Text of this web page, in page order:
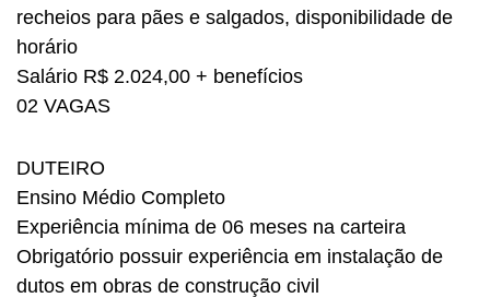
recheios para pães e salgados, disponibilidade de
horário
Salário R$ 2.024,00 + benefícios
02 VAGAS
DUTEIRO
Ensino Médio Completo
Experiência mínima de 06 meses na carteira
Obrigatório possuir experiência em instalação de
dutos em obras de construção civil